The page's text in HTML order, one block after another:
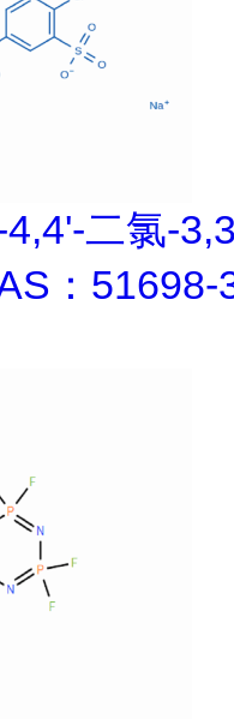
二氯-
：51698-